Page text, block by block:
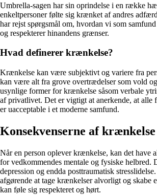
Umbrella-sagen har sin oprindelse i en række
enkeltpersoner følte sig krænket af andres
har rejst spørgsmål om, hvordan vi som
og respekterer hinandens grænser.
Hvad definerer krænkelse?
Krænkelse kan være subjektivt og variere fra
kan være alt fra grove overtrædelser som vold
usynlige former for krænkelse såsom verbale
af privatlivet. Det er vigtigt at anerkende, at alle
er uacceptable i et moderne samfund.
Konsekvenserne af krænkelse
Når en person oplever krænkelse, kan det have
for vedkommendes mentale og fysiske helbred.
depression og endda posttraumatisk
afgørende at tage krænkelser alvorligt og skabe
kan føle sig respekteret og hørt.